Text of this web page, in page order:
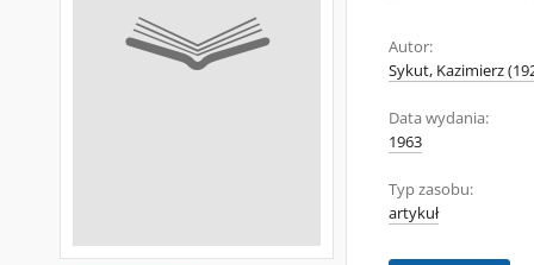
Autor:
Sykut, Kazimierz
Data wydania:
1963
Typ zasobu:
artykuł